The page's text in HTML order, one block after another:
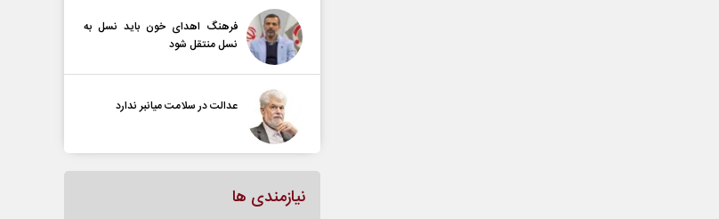
فرهنگ اهدای خون باید نسل به
نسل منتقل شود
عدالت در سلامت میانبر ندارد
نیازمندی ها